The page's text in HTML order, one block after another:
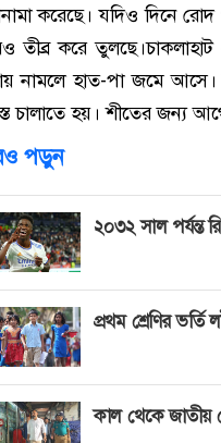
করেছে। যদিও দিনে
তীব্র করে
নামলে হাত-পা জমে
চালাতে হয়। শীতের জন্য
পড়ুন
২০৩২ সাল পর্যন্ত
প্রথম শ্রেণির ভর্তি
কাল থেকে জাতীয়